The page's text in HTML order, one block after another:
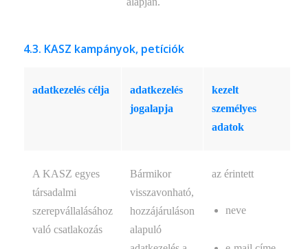
4.3. KASZ kampányok, petíciók
adatkezelés célja
adatkezelés
jogalapja
kezelt
személyes
adatok
A KASZ egyes
társadalmi
szerepvállalásához
való csatlakozás
Bármikor
visszavonható,
hozzájáruláson
alapuló
az érintett
neve